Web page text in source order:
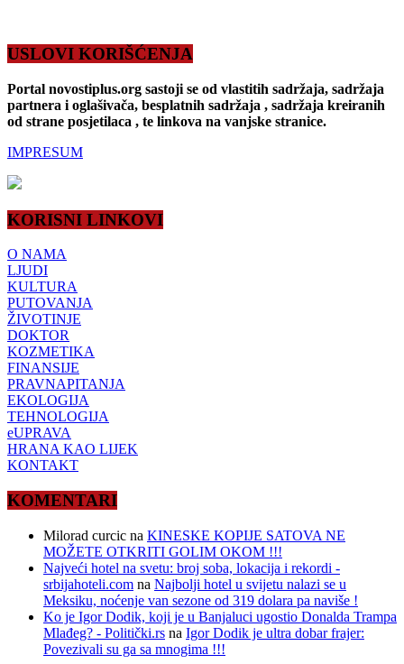
USLOVI KORIŠĆENJA
Portal novostiplus.org sastoji se od vlastitih sadržaja, sadržaja
partnera i oglašivača, besplatnih sadržaja , sadržaja kreiranih
od strane posjetilaca , te linkova na vanjske stranice.
IMPRESUM
KORISNI LINKOVI
O NAMA
LJUDI
KULTURA
PUTOVANJA
ŽIVOTINJE
DOKTOR
KOZMETIKA
FINANSIJE
PRAVNAPITANJA
EKOLOGIJA
TEHNOLOGIJA
eUPRAVA
HRANA KAO LIJEK
KONTAKT
KOMENTARI
Milorad curcic na KINESKE KOPIJE SATOVA NE
MOŽETE OTKRITI GOLIM OKOM !!!
Najveći hotel na svetu: broj soba, lokacija i rekordi -
srbijahoteli.com na Najbolji hotel u svijetu nalazi se u
Meksiku, noćenje van sezone od 319 dolara pa naviše !
Ko je Igor Dodik, koji je u Banjaluci ugostio Donalda Trampa
Mlađeg? - Politički.rs na Igor Dodik je ultra dobar frajer:
Povezivali su ga sa mnogima !!!